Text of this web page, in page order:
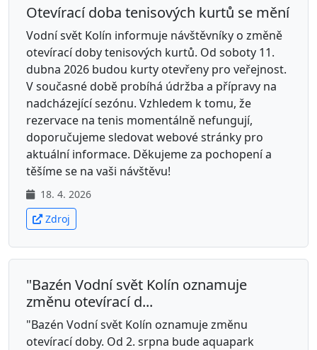
Otevírací doba tenisových kurtů se mění
Vodní svět Kolín informuje návštěvníky o změně
otevírací doby tenisových kurtů. Od soboty 11.
dubna 2026 budou kurty otevřeny pro veřejnost.
V současné době probíhá údržba a přípravy na
nadcházející sezónu. Vzhledem k tomu, že
rezervace na tenis momentálně nefungují,
doporučujeme sledovat webové stránky pro
aktuální informace. Děkujeme za pochopení a
těšíme se na vaši návštěvu!
18. 4. 2026
Zdroj
"Bazén Vodní svět Kolín oznamuje
změnu otevírací d...
"Bazén Vodní svět Kolín oznamuje změnu
otevírací doby. Od 2. srpna bude aquapark